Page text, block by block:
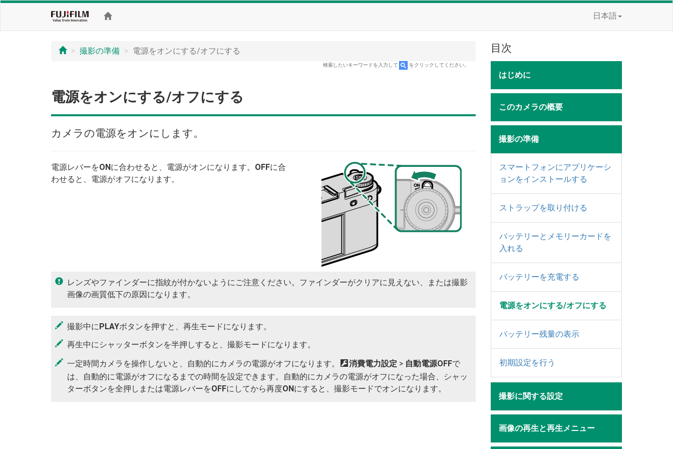
日本語
撮影の準備 電源をオンにする/オフにする
検索したいキーワードを入力して をクリックしてください。
電源をオンにする/オフにする
カメラの電源をオンにします。
電源レバーをONに合わせると、電源がオンになります。 OFFに合
わせると、電源がオフになります。
レンズやファインダーに指紋が付かないようにご注意ください。ファインダーがクリアに見えない、または撮影
画像の画質低下の原因になります。
撮影中にPLAYボタンを押すと、再生モードになります。
再生中にシャッターボタンを半押しすると、撮影モードになります。
一定時間カメラを操作しないと、自動的にカメラの電源がオフになります。
D 消費電力設定 > 自動電源OFFで
は、自動的に電源がオフになるまでの時間を設定できます。自動的にカメラの電源がオフになった場合、シャッ
ターボタンを全押しまたは電源レバーをOFFにしてから再度ONにすると、撮影モードでオンになります。
目次
はじめに
このカメラの概要
撮影の準備
スマートフォンにアプリケーシ
ョンをインストールする
ストラップを取り付ける
バッテリーとメモリーカードを
入れる
バッテリーを充電する
電源をオンにする/オフにする
バッテリー残量の表示
初期設定を行う
撮影に関する設定
画像の再生と再生メニュー